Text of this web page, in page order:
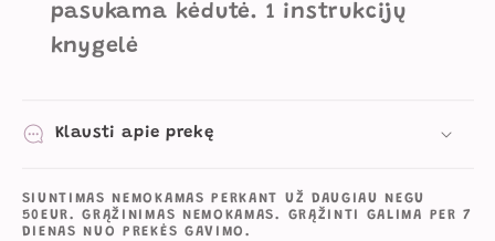
pasukama kėdutė. 1 instrukcijų
knygelė
Klausti apie prekę
SIUNTIMAS NEMOKAMAS PERKANT UŽ DAUGIAU NEGU
50EUR. GRĄŽINIMAS NEMOKAMAS. GRĄŽINTI GALIMA PER 7
DIENAS NUO PREKĖS GAVIMO.